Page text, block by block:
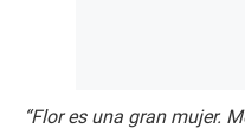
“Flor es una gran mujer.